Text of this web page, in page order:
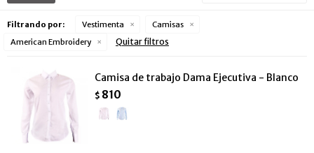
Filtrando por: Vestimenta
Camisas
American Embroidery
Quitar filtros
Camisa de trabajo Dama Ejecutiva - Blanco
$ 810